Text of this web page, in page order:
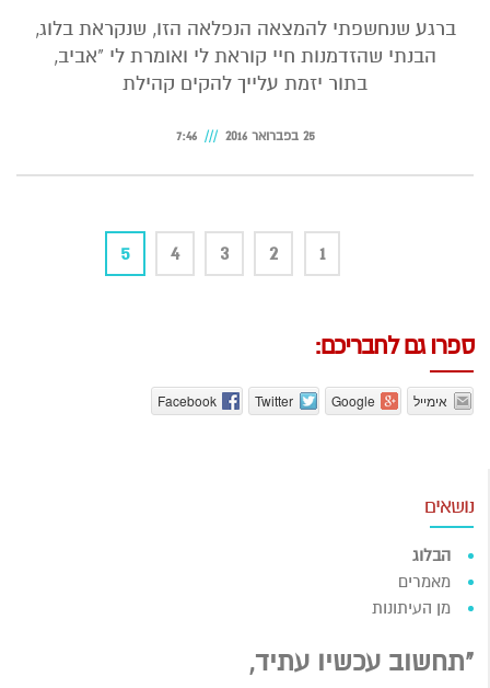
ברגע שנחשפתי להמצאה הנפלאה הזו, שנקראת בלוג,
הבנתי שהזדמנות חיי קוראת לי ואומרת לי "אביב,
בתור יזמת עלייך להקים קהילת
25 בפברואר 2016 7:46
1
2
3
4
5
ספרו גם לחבריכם:
אימייל Google
Twitter
Facebook
נושאים
הבלוג
מאמרים
מן העיתונות
"תחשוב עכשיו עתיד,